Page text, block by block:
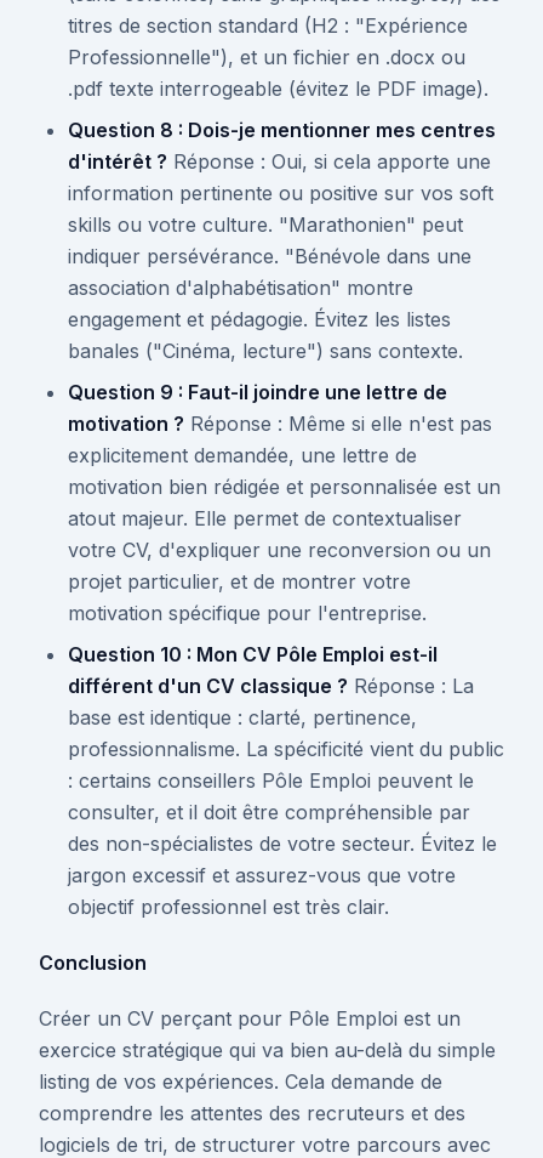
titres de section standard (H2 : "Expérience
Professionnelle"), et un fichier en .docx ou
.pdf texte interrogeable (évitez le PDF image).
Question 8 : Dois-je mentionner mes centres
d'intérêt ? Réponse : Oui, si cela apporte une
information pertinente ou positive sur vos soft
skills ou votre culture. "Marathonien" peut
indiquer persévérance. "Bénévole dans une
association d'alphabétisation" montre
engagement et pédagogie. Évitez les listes
banales ("Cinéma, lecture") sans contexte.
Question 9 : Faut-il joindre une lettre de
motivation ? Réponse : Même si elle n'est pas
explicitement demandée, une lettre de
motivation bien rédigée et personnalisée est un
atout majeur. Elle permet de contextualiser
votre CV, d'expliquer une reconversion ou un
projet particulier, et de montrer votre
motivation spécifique pour l'entreprise.
Question 10 : Mon CV Pôle Emploi est-il
différent d'un CV classique ? Réponse : La
base est identique : clarté, pertinence,
professionnalisme. La spécificité vient du public
: certains conseillers Pôle Emploi peuvent le
consulter, et il doit être compréhensible par
des non-spécialistes de votre secteur. Évitez le
jargon excessif et assurez-vous que votre
objectif professionnel est très clair.
Conclusion
Créer un CV perçant pour Pôle Emploi est un
exercice stratégique qui va bien au-delà du simple
listing de vos expériences. Cela demande de
comprendre les attentes des recruteurs et des
logiciels de tri, de structurer votre parcours avec